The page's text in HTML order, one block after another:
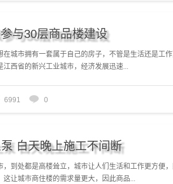
与30层商品楼建设
在城市拥有一套属于自己的房子，不管是生活还是工
西省的新兴工业城市，经济发展迅速...
6991 0
白天晚上施工不间断
，到处都是高楼耸立，城市让人们生活和工作更方便
让城市商住楼的需求量更大，因此商品...